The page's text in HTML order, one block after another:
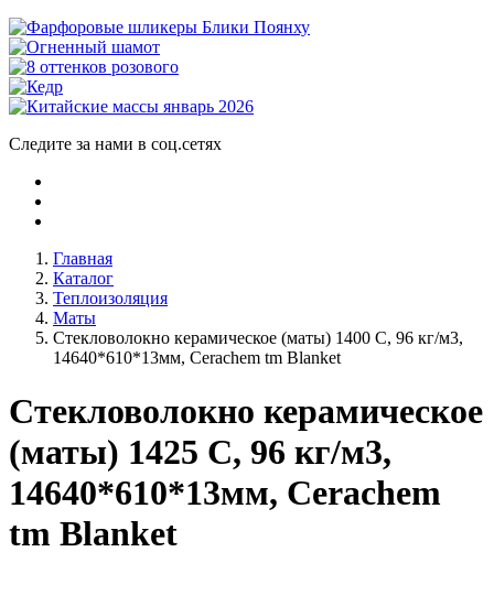
Следите за нами в соц.сетях
Главная
Каталог
Теплоизоляция
Маты
Стекловолокно керамическое (маты) 1400 С, 96 кг/м3,
14640*610*13мм, Cerachem tm Blanket
Стекловолокно керамическое
(маты) 1425 С, 96 кг/м3,
14640*610*13мм, Cerachem
tm Blanket